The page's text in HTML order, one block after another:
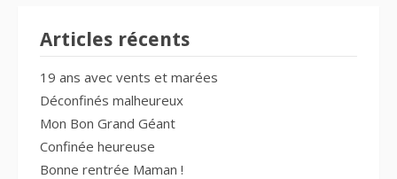
Articles récents
19 ans avec vents et marées
Déconfinés malheureux
Mon Bon Grand Géant
Confinée heureuse
Bonne rentrée Maman !